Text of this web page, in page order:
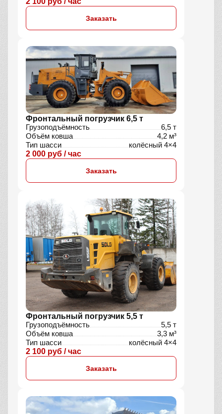
Заказать
Фронтальный погрузчик 6,5 т
Грузоподъёмность
6,5 т
Объём ковша
4,2 м³
Тип шасси
колёсный 4×4
2 000 руб / час
Заказать
Фронтальный погрузчик 5,5 т
Грузоподъёмность
5,5 т
Объём ковша
3,3 м³
Тип шасси
колёсный 4×4
2 100 руб / час
Заказать